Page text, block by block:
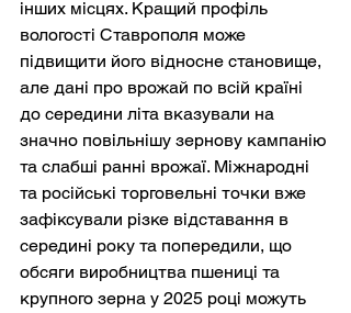
інших місцях. Кращий профіль
вологості Ставрополя може
підвищити його відносне становище,
але дані про врожай по всій країні
до середини літа вказували на
значно повільнішу зернову кампанію
та слабші ранні врожаї. Міжнародні
та російські торговельні точки вже
зафіксували різке відставання в
середині року та попередили, що
обсяги виробництва пшениці та
крупного зерна у 2025 році можуть